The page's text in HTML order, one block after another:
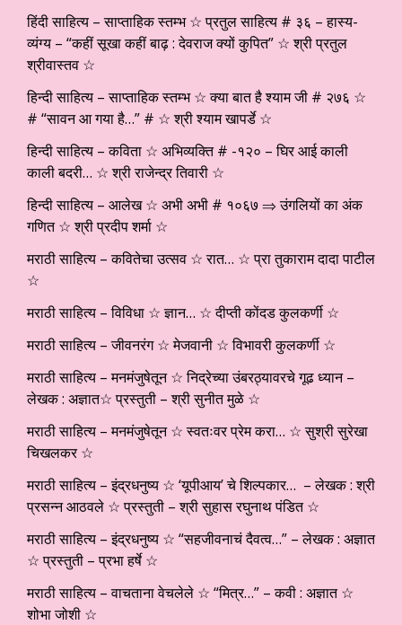
हिंदी साहित्य – साप्ताहिक स्तम्भ ☆ प्रतुल साहित्य # ३६ – हास्य-
व्यंग्य – “कहीं सूखा कहीं बाढ़ : देवराज क्यों कुपित” ☆ श्री प्रतुल
श्रीवास्तव ☆
हिन्दी साहित्य – साप्ताहिक स्तम्भ ☆ क्या बात है श्याम जी # २७६ ☆
# “सावन आ गया है…” # ☆ श्री श्याम खापर्डे ☆
हिन्दी साहित्य – कविता ☆ अभिव्यक्ति # -१२० – घिर आई काली
काली बदरी… ☆ श्री राजेन्द्र तिवारी ☆
हिन्दी साहित्य – आलेख ☆ अभी अभी # १०६७ ⇒ उंगलियों का अंक
गणित ☆ श्री प्रदीप शर्मा ☆
मराठी साहित्य – कवितेचा उत्सव ☆ रात… ☆ प्रा तुकाराम दादा पाटील
☆
मराठी साहित्य – विविधा ☆ ज्ञान… ☆ दीप्ती कोंदड कुलकर्णी ☆
मराठी साहित्य – जीवनरंग ☆ मेजवानी ☆ विभावरी कुलकर्णी ☆
मराठी साहित्य – मनमंजुषेतून ☆ निद्रेच्या उंबरठ्यावरचे गूढ ध्यान –
लेखक : अज्ञात☆ प्रस्तुती – श्री सुनीत मुळे ☆
मराठी साहित्य – मनमंजुषेतून ☆ स्वतःवर प्रेम करा… ☆ सुश्री सुरेखा
चिखलकर ☆
मराठी साहित्य – इंद्रधनुष्य ☆ ‘यूपीआय’ चे शिल्पकार… – लेखक : श्री
प्रसन्न आठवले ☆ प्रस्तुती – श्री सुहास रघुनाथ पंडित ☆
मराठी साहित्य – इंद्रधनुष्य ☆ “सहजीवनाचं दैवत्व…” – लेखक : अज्ञात
☆ प्रस्तुती – प्रभा हर्षे ☆
मराठी साहित्य – वाचताना वेचलेले ☆ “मित्र…” – कवी : अज्ञात ☆
शोभा जोशी ☆